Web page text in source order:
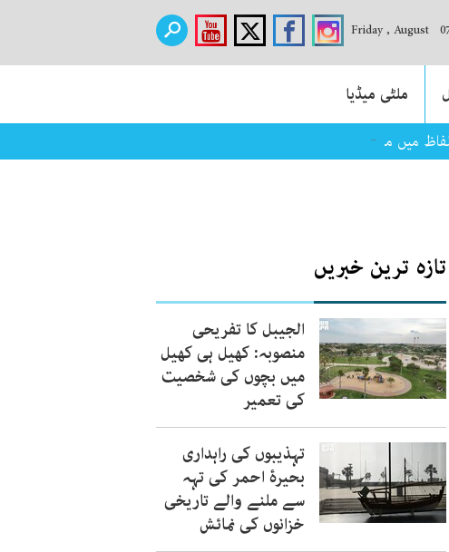
Friday , August
ملٹی میڈیا
میں مذمت
تازہ ترین خبریں
الجیبل کا تفریحی
منصوبہ: کھیل ہی کھیل
میں بچوں کی شخصیت
کی تعمیر
تہذیبوں کی راہداری
بحیرۂ احمر کی تہہ
سے ملنے والے تاریخی
خزانوں کی نمائش